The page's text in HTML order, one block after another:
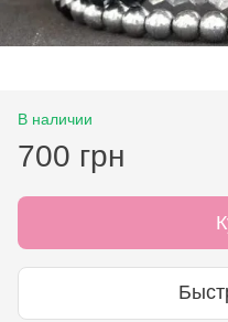
В наличии
700 грн